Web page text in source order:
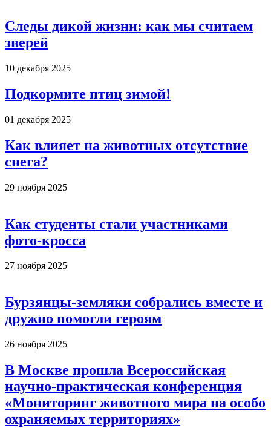
Следы дикой жизни: как мы считаем
зверей
10 декабря 2025
Подкормите птиц зимой!
01 декабря 2025
Как влияет на животных отсутствие
снега?
29 ноября 2025
Как студенты стали участниками
фото-кросса
27 ноября 2025
Бурзянцы-земляки собрались вместе и
дружно помогли героям
26 ноября 2025
В Москве прошла Всероссийская
научно-практическая конференция
«Мониторинг животного мира на особо
охраняемых территориях»